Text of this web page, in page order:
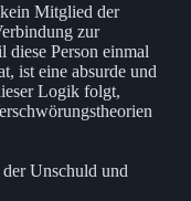
Mitglied der
zur
Person einmal
ist eine absurde und
Logik folgt,
Unschuld und